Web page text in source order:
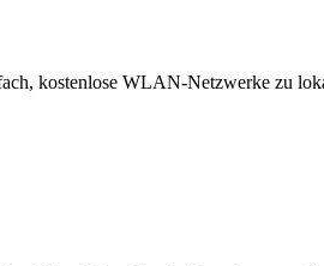
kostenlose WLAN-Netzwerke zu